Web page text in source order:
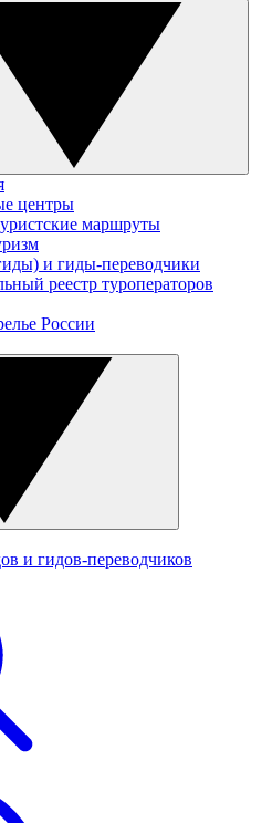
центры
маршруты
и гиды-переводчики
реестр туроператоров
России
и гидов-переводчиков